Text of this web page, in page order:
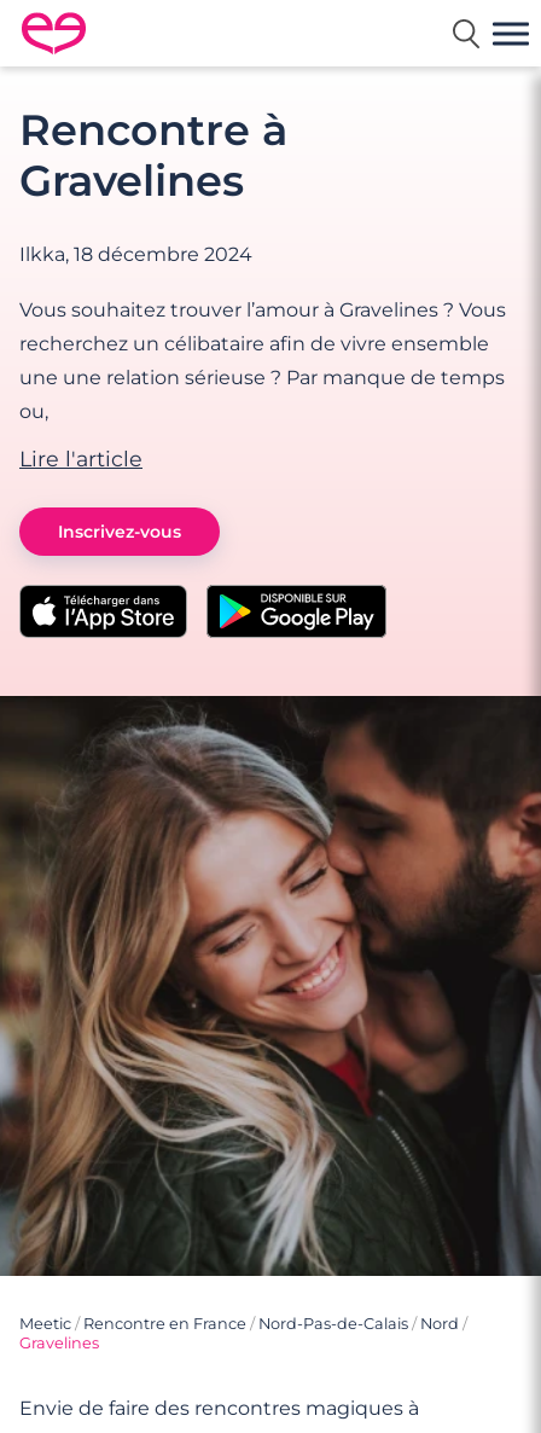
Rencontre en France avec Meetic
Rencontre à
Gravelines
Ilkka, 18 décembre 2024
Vous souhaitez trouver l’amour à Gravelines ? Vous
recherchez un célibataire afin de vivre ensemble
une une relation sérieuse ? Par manque de temps
ou,
Lire l'article
Inscrivez-vous
Meetic / Rencontre en France / Nord-Pas-de-Calais / Nord /
Gravelines
Envie de faire des rencontres magiques à